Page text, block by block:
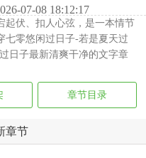
07-08 18:12:17
起伏、扣人心弦，是一本情节
七零悠闲过日子-若是夏天过
日子最新清爽干净的文字章
章节目录
章节